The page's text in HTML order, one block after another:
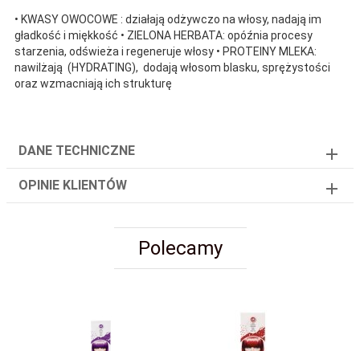
• KWASY OWOCOWE : działają odżywczo na włosy, nadają im
gładkość i miękkość • ZIELONA HERBATA: opóźnia procesy
starzenia, odświeża i regeneruje włosy • PROTEINY MLEKA:
nawilżają (HYDRATING), dodają włosom blasku, sprężystości
oraz wzmacniają ich strukturę
DANE TECHNICZNE
OPINIE KLIENTÓW
Polecamy